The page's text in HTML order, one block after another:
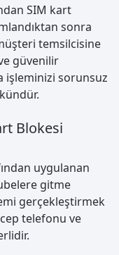
SIM kart
sonra
temsilcisine
güvenilir
işleminizi sorunsuz
Blokesi
uygulanan
gitme
gerçekleştirmek
telefonu ve